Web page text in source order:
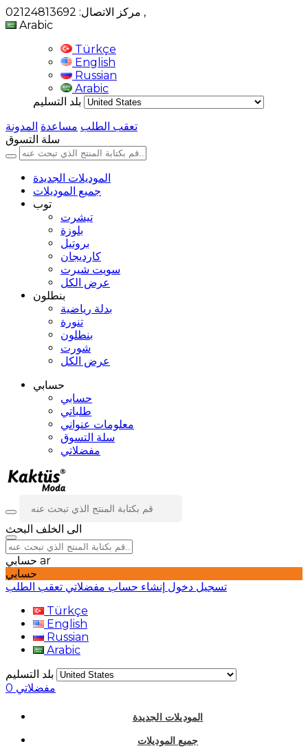
,
Arabic
Türkçe
English
Russian
Arabic
بلد التسليم
تعقب الطلب مساعدة المدونة
سلة التسوق
الموديلات الجديدة
جميع الموديلات
توب
تيشرت
بلوزة
بروتيل
كارديجان
سويت شيرت
عرض الكل
بنطلون
بدلة رياضية
تنورة
بنطلون
شورت
عرض الكل
حسابي
حسابي
طلباتي
معلومات عنواني
سلة التسوق
مفضلاتي
الى الخلف البحث
ar
حسابي
تسجيل دخول إنشاء حساب مفضلاتي تعقب الطلب
Türkçe
English
Russian
Arabic
بلد التسليم
مفضلاتي 0
الموديلات الجديدة
جميع الموديلات